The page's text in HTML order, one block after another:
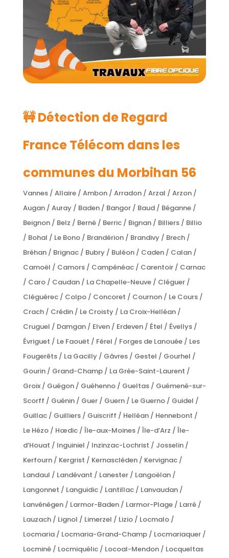
🚧 Détection de Regard
France Télécom dans les
communes du Morbihan 56
Vannes / Allaire / Ambon / Arradon / Arzal / Arzon /
Augan / Auray / Baden / Bangor / Baud / Béganne /
Beignon / Belz / Berné / Berric / Bignan / Billiers / Billio
/ Bohal / Le Bono / Brandérion / Brandivy / Brech /
Bréhan / Brignac / Bubry / Buléon / Caden / Calan /
Camoël / Camors / Campénéac / Carentoir / Carnac
/ Caro / Caudan / La Chapelle-Neuve / Cléguer /
Cléguérec / Colpo / Concoret / Cournon / Le Cours /
Crach / Crédin / Le Croisty / La Croix-Helléan /
Cruguel / Damgan / Elven / Erdeven / Étel / Évellys /
Évriguet / Le Faouët / Férel / Forges de Lanouée / Les
Fougerêts / La Gacilly / Gâvres / Gestel / Gourhel /
Gourin / Grand-Champ / La Grée-Saint-Laurent /
Groix / Guégon / Guéhenno / Gueltas / Guémené-sur-
Scorff / Guénin / Guer / Guern / Le Guerno / Guidel /
Guillac / Guilliers / Guiscriff / Helléan / Hennebont /
Le Hézo / Hœdic / Île-aux-Moines / Île-d’Arz / Île-
d’Houat / Inguiniel / Inzinzac-Lochrist / Josselin /
Kerfourn / Kergrist / Kernascléden / Kervignac /
Landaul / Landévant / Lanester / Langoëlan /
Langonnet / Languidic / Lantillac / Lanvaudan /
Lanvénégen / Larmor-Baden / Larmor-Plage / Larré /
Lauzach / Lignol / Limerzel / Lizio / Locmalo /
Locmaria / Locmaria-Grand-Champ / Locmariaquer /
Locminé / Locmiquélic / Locoal-Mendon / Locqueltas